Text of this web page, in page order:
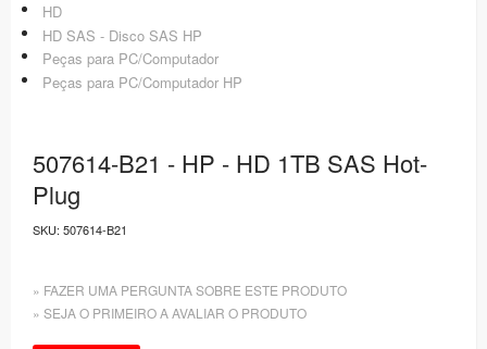
HD
HD SAS - Disco SAS HP
Peças para PC/Computador
Peças para PC/Computador HP
507614-B21 - HP - HD 1TB SAS Hot-
Plug
SKU: 507614-B21
» FAZER UMA PERGUNTA SOBRE ESTE PRODUTO
» SEJA O PRIMEIRO A AVALIAR O PRODUTO